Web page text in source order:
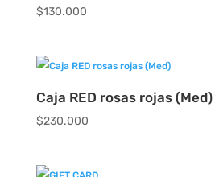
$130.000
Caja RED rosas rojas (Med)
$230.000